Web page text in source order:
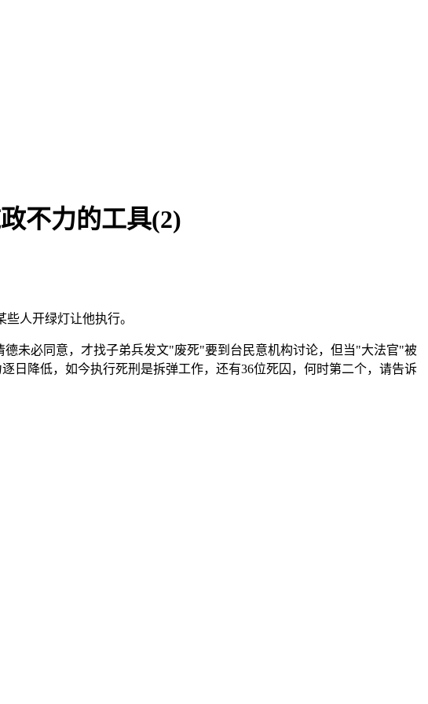
不力的工具(2)
人开绿灯让他执行。
未必同意，才找子弟兵发文"废死"要到台民意机构讨论，但当"大法官"被
降低，如今执行死刑是拆弹工作，还有36位死囚，何时第二个，请告诉